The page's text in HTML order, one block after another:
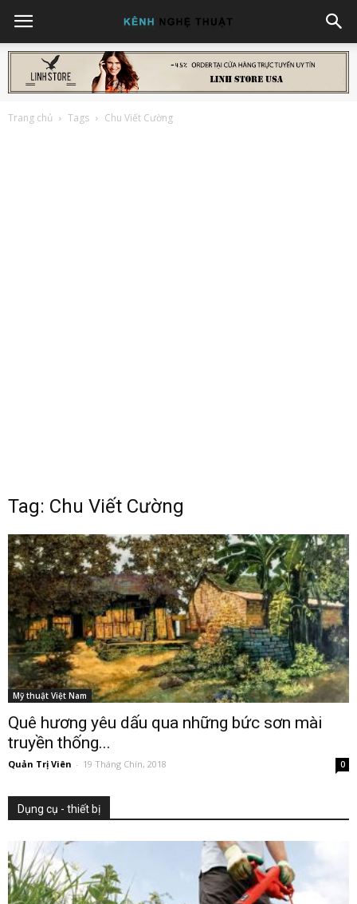
Trang chủ Tags Chu Viết Cường
Tag: Chu Viết Cường
Mỹ thuật Việt Nam
Quê hương yêu dấu qua những bức sơn mài
truyền thống...
Quản Trị Viên - 19 Tháng Chín, 2018 0
Dụng cụ - thiết bị